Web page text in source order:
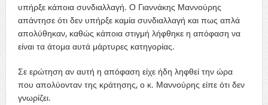
υπήρξε κάποια συνδιαλλαγή. Ο Γιαννάκης Μαννούρης
απάντησε ότι δεν υπήρξε καμία συνδιαλλαγή και πως απλά
απολύθηκαν, καθώς κάποια στιγμή λήφθηκε η απόφαση να
είναι τα άτομα αυτά μάρτυρες κατηγορίας.
Σε ερώτηση αν αυτή η απόφαση είχε ήδη ληφθεί την ώρα
που απολύονταν της κράτησης, ο κ. Μαννούρης είπε ότι δεν
γνωρίζει.